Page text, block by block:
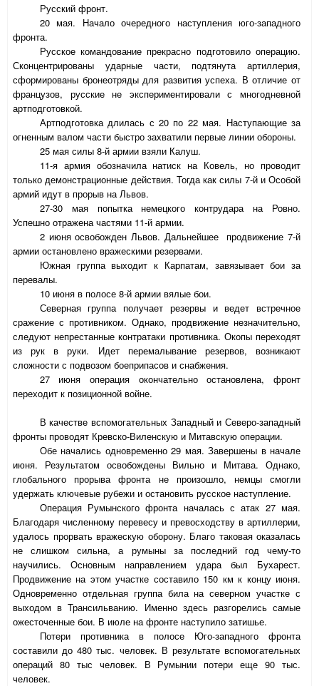
Русский фронт.
20 мая. Начало очередного наступления юго-западного
фронта.
Русское командование прекрасно подготовило операцию.
Сконцентрированы ударные части, подтянута артиллерия,
сформированы бронеотряды для развития успеха. В отличие от
французов, русские не экспериментировали с многодневной
артподготовкой.
Артподготовка длилась с 20 по 22 мая. Наступающие за
огненным валом части быстро захватили первые линии обороны.
25 мая силы 8-й армии взяли Калуш.
11-я армия обозначила натиск на Ковель, но проводит
только демонстрационные действия. Тогда как силы 7-й и Особой
армий идут в прорыв на Львов.
27-30 мая попытка немецкого контрудара на Ровно.
Успешно отражена частями 11-й армии.
2 июня освобожден Львов. Дальнейшее
продвижение 7-й
армии остановлено вражескими резервами.
Южная группа выходит к Карпатам, завязывает бои за
перевалы.
10 июня в полосе 8-й армии вялые бои.
Северная группа получает резервы и ведет встречное
сражение с противником. Однако, продвижение незначительно,
следуют непрестанные контратаки противника. Окопы переходят
из рук в руки. Идет перемалывание резервов, возникают
сложности с подвозом боеприпасов и снабжения.
27 июня операция окончательно остановлена, фронт
переходит к позиционной войне.
В качестве вспомогательных Западный и Северо-западный
фронты проводят Кревско-Виленскую и Митавскую операции.
Обе начались одновременно 29 мая. Завершены в начале
июня. Результатом освобождены Вильно и Митава. Однако,
глобального прорыва фронта не произошло, немцы смогли
удержать ключевые рубежи и остановить русское наступление.
Операция Румынского фронта началась с атак 27 мая.
Благодаря численному перевесу и превосходству в артиллерии,
удалось прорвать вражескую оборону. Благо таковая оказалась
не слишком сильна, а румыны за последний год чему-то
научились. Основным направлением удара был Бухарест.
Продвижение на этом участке составило 150 км к концу июня.
Одновременно отдельная группа била на северном участке с
выходом в Трансильванию. Именно здесь разгорелись самые
ожесточенные бои. В июле на фронте наступило затишье.
Потери противника в полосе Юго-западного фронта
составили до 480 тыс. человек. В результате вспомогательных
операций 80 тыс человек. В Румынии потери еще 90 тыс.
человек.